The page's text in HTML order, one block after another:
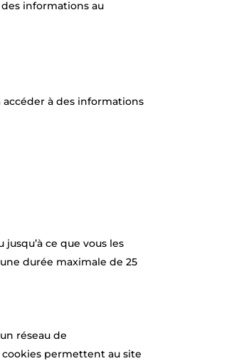
informations au
accéder à des informations
ce que vous les
durée maximale de 25
réseau de
permettent au site